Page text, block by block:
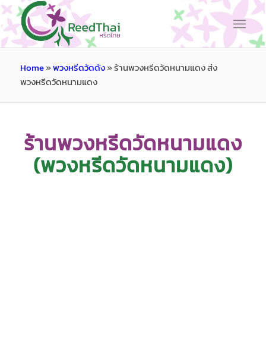
Home»พวงหรีดวัดดัง»ร้านพวงหรีดวัดหนามแดง ส่ง
พวงหรีดวัดหนามแดง
ร้านพวงหรีดวัดหนามแดง
(พวงหรีดวัดหนามแดง)